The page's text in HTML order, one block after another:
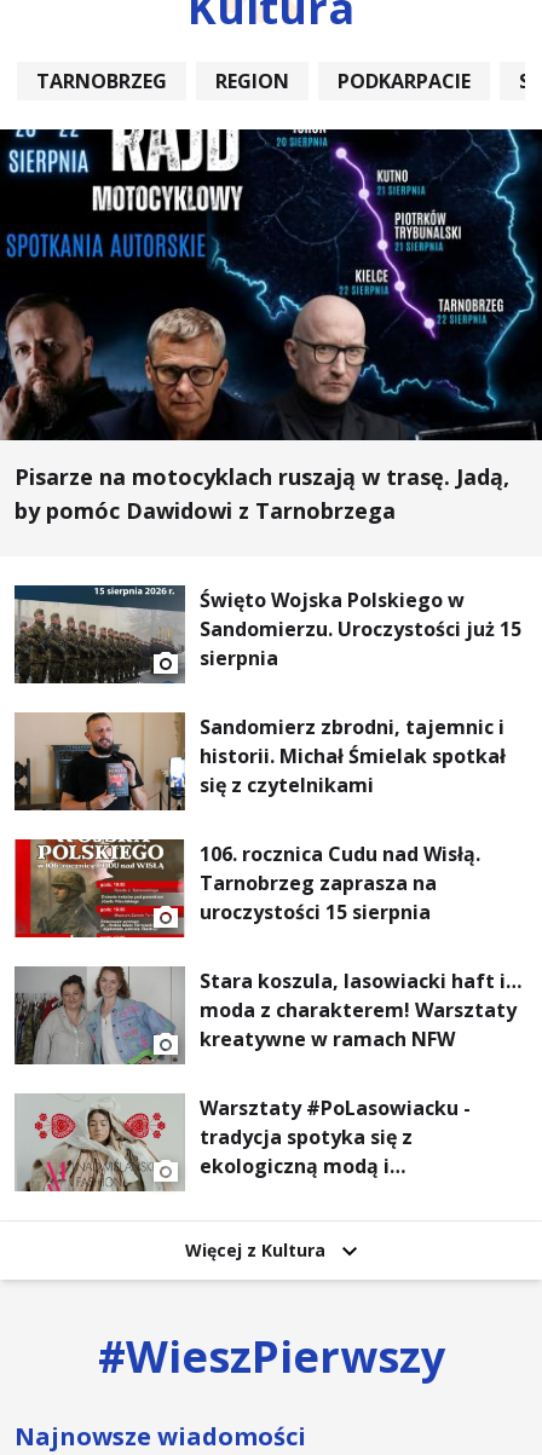
TARNOBRZEG REGION PODKARPACIE
Pisarze na motocyklach ruszają w trasę. Jadą,
by pomóc Dawidowi z Tarnobrzega
Święto Wojska Polskiego w
Sandomierzu. Uroczystości już 15
sierpnia
Sandomierz zbrodni, tajemnic i
historii. Michał Śmielak spotkał
się z czytelnikami
106. rocznica Cudu nad Wisłą.
Tarnobrzeg zaprasza na
uroczystości 15 sierpnia
Stara koszula, lasowiacki haft i…
moda z charakterem! Warsztaty
kreatywne w ramach NFW
Warsztaty #PoLasowiacku -
tradycja spotyka się z
ekologiczną modą i
Więcej z Kultura
#WieszPierwszy
Najnowsze wiadomości